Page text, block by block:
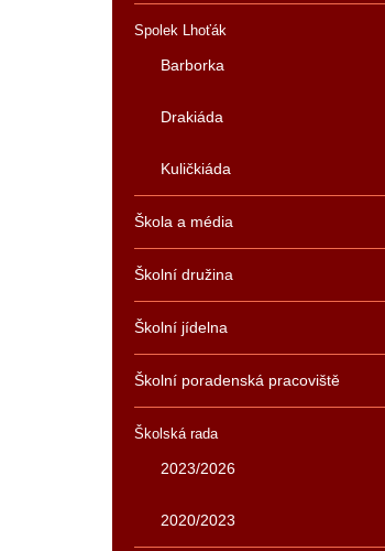
Spolek Lhoťák
Barborka
Drakiáda
Kuličkiáda
Škola a média
Školní družina
Školní jídelna
Školní poradenská pracoviště
Školská rada
2023/2026
2020/2023